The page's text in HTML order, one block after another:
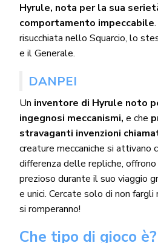
Hyrule, nota per la sua
comportamento impeccabile
risucchiata nello Squarcio, lo
e il Generale.
DANPEI
Un inventore di Hyrule noto
ingegnosi meccanismi, e che
stravaganti invenzioni
creature meccaniche si attivano
differenza delle repliche,
prezioso durante il suo viaggio
e unici. Cercate solo di non
si romperanno!
Che tipo di gioco